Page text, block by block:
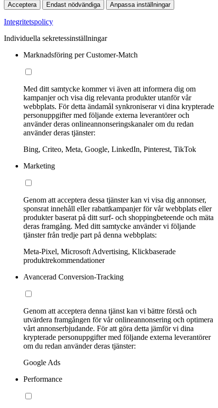
Acceptera Endast nödvändiga Anpassa inställningar
Integritetspolicy
Individuella sekretessinställningar
Marknadsföring per Customer-Match
Med ditt samtycke kommer vi även att informera dig om
kampanjer och visa dig relevanta produkter utanför vår
webbplats. För detta ändamål synkroniserar vi dina krypterade
personuppgifter med följande externa leverantörer och
använder deras onlineannonseringskanaler om du redan
använder deras tjänster:
Bing, Criteo, Meta, Google, LinkedIn, Pinterest, TikTok
Marketing
Genom att acceptera dessa tjänster kan vi visa dig annonser,
sponsrat innehåll eller rabattkampanjer för vår webbplats eller
produkter baserat på ditt surf- och shoppingbeteende och mäta
deras framgång. Med ditt samtycke använder vi följande
tjänster från tredje part på denna webbplats:
Meta-Pixel, Microsoft Advertising, Klickbaserade
produktrekommendationer
Avancerad Conversion-Tracking
Genom att acceptera denna tjänst kan vi bättre förstå och
utvärdera framgången för vår onlineannonsering och optimera
vårt annonserbjudande. För att göra detta jämför vi dina
krypterade personuppgifter med följande externa leverantörer
om du redan använder deras tjänster:
Google Ads
Performance